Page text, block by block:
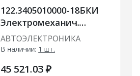
122.3405010000-18БКИ
Электромеханич.
усилитель руля (Лада
Гранта FL) замена
АВТОЭЛЕКТРОНИКА
В наличии: 1 шт.
45 521.03 ₽